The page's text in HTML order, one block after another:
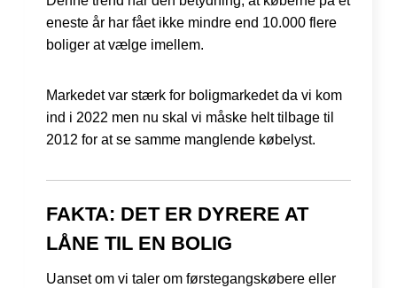
eneste år har fået ikke mindre end 10.000 flere
boliger at vælge imellem.
Markedet var stærk for boligmarkedet da vi kom
ind i 2022 men nu skal vi måske helt tilbage til
2012 for at se samme manglende købelyst.
FAKTA: DET ER DYRERE AT
LÅNE TIL EN BOLIG
Uanset om vi taler om førstegangskøbere eller